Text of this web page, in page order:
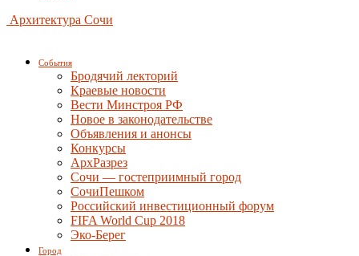
Архитектура Сочи
События
Бродячий лекторий
Краевые новости
Вести Минстроя РФ
Новое в законодательстве
Объявления и анонсы
Конкурсы
АрхРазрез
Сочи — гостеприимный город
СочиПешком
Российский инвестиционный форум
FIFA World Cup 2018
Эко-Берег
Город